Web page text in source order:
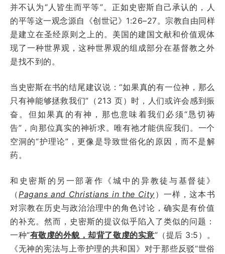
并不认为“人皆生而平等”。正如史密斯自己承认的，人
的平等这一观念源自《创世记》1:26–27。宗教自由同样
是建立在圣经原则之上的。美国的建国文献和价值观体
现了一种世界观，这种世界观的组成部分在基督教之外
是找不到的。
当史密斯在书的结尾建议说：“如果真的有一位神，那么
只有神能够拯救我们”（213 页）时，人们或许会感到振
奋。但如果真的有神，那也意味着我们必须“恳切祷
告”，向那位真实的神祈求。唯有祂才能供应我们。一个
空洞的“护理论”，更像是导致世俗化的原因，而不是解
药。
和史密斯的另一部著作《城中的异教徒与基督徒》
（ Pagans and Christians in the City ）一样，这本书
对宗教在历史与政治治理中的角色讨论，确实是有价值
的补充。然而，史密斯的提议似乎陷入了类似的问题：
一种“有敬虔的外貌，却背了敬虔的实意”（提后 3:5）。
《无神的宪法与上帝护理的共和国》对于那些反驳“世俗